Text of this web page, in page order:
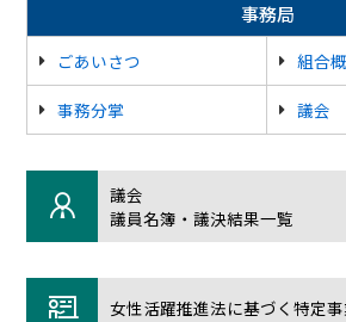
事務局
ごあいさつ 組合
事務分掌 議会
議会
議員名簿・議決結果一覧
女性活躍推進法に基づく特定